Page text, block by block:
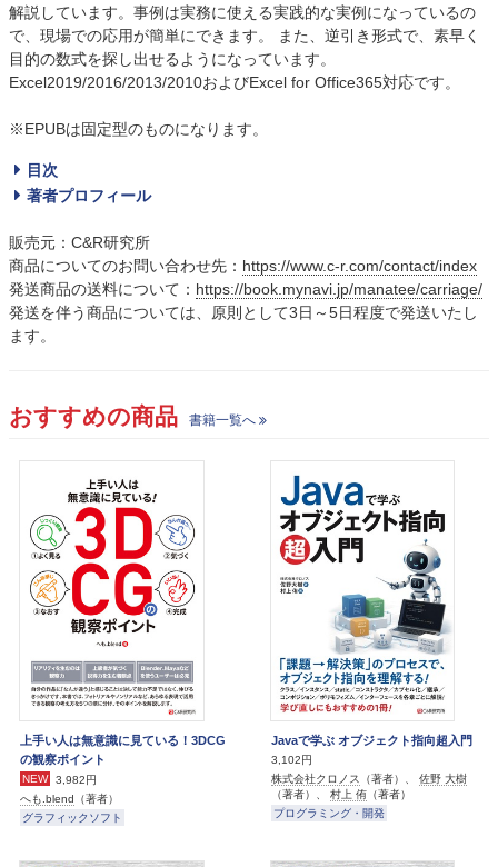
解説しています。事例は実務に使える実践的な実例になっているの
で、現場での応用が簡単にできます。 また、逆引き形式で、素早く
目的の数式を探し出せるようになっています。
Excel2019/2016/2013/2010およびExcel for Office365対応です。
※EPUBは固定型のものになります。
目次
著者プロフィール
販売元：C&R研究所
商品についてのお問い合わせ先： https://www.c-r.com/contact/index
発送商品の送料について： https://book.mynavi.jp/manatee/carriage/
発送を伴う商品については、原則として3日～5日程度で発送いたし
ます。
おすすめの商品 書籍一覧へ
上手い人は無意識に見ている！3DCG
の観察ポイント
NEW
3,982円
へも.blend （著者）
グラフィックソフト
Javaで学ぶ オブジェクト指向超入門
3,102円
株式会社クロノス
（著者）、 佐野 大樹
（著者）、 村上 侑 （著者）
プログラミング・開発